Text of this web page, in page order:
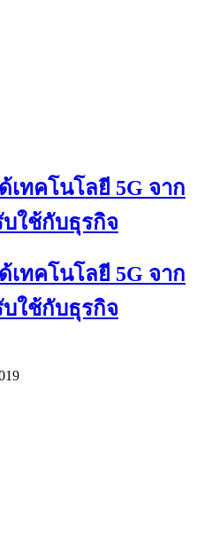
เทคโนโลยี 5G จาก
บใช้กับธุรกิจ
เทคโนโลยี 5G จาก
บใช้กับธุรกิจ